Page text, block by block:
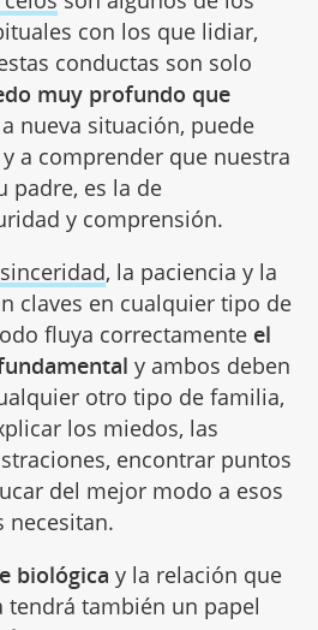
con los que lidiar,
conductas son solo
muy profundo que
nueva situación, puede
a comprender que nuestra
padre, es la de
y comprensión.
, la paciencia y la
claves en cualquier tipo de
fluya correctamente el
y ambos deben
otro tipo de familia,
los miedos, las
encontrar puntos
del mejor modo a esos
necesitan.
biológica y la relación que
tendrá también un papel